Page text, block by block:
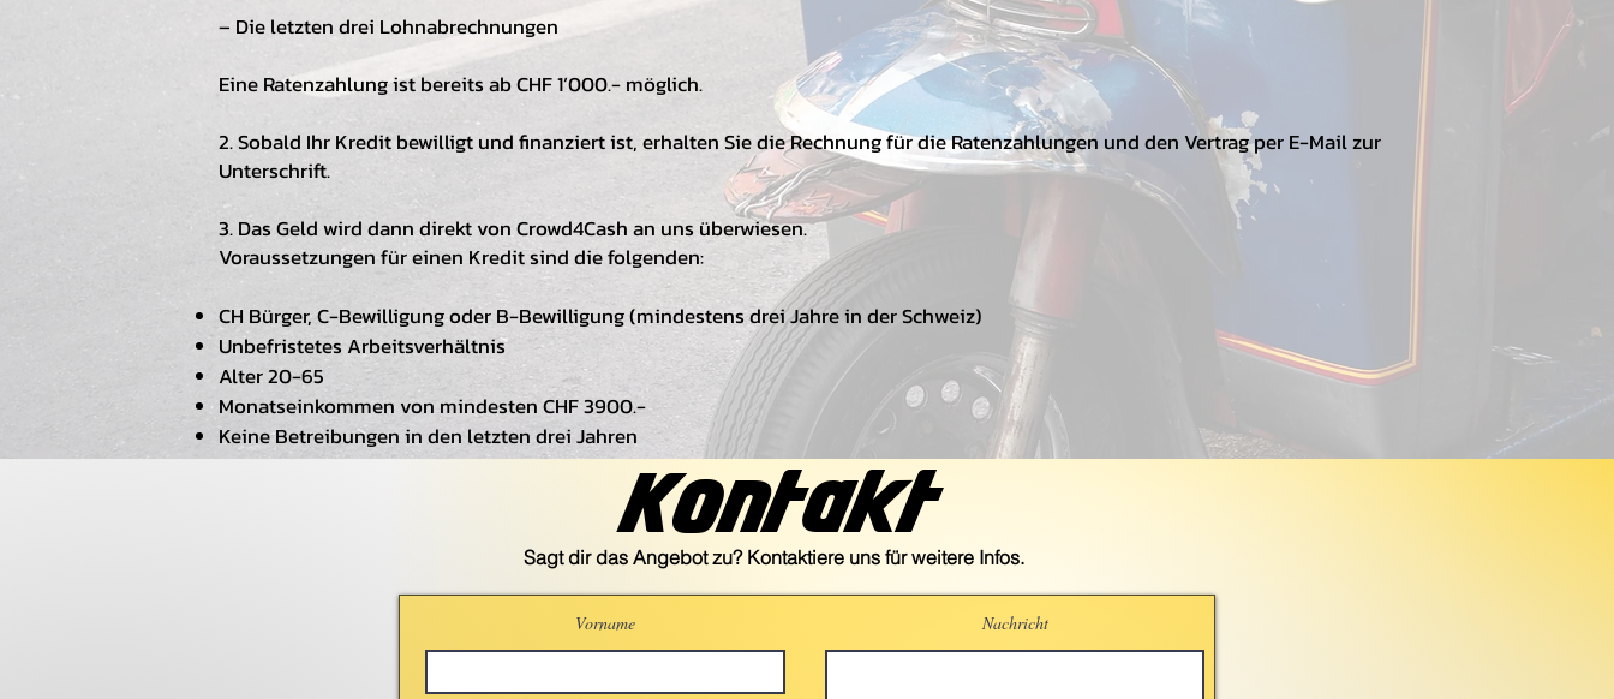
– Die letzten drei Lohnabrechnungen
Eine Ratenzahlung ist bereits ab CHF 1’000.- möglich.
2. Sobald Ihr Kredit bewilligt und finanziert ist, erhalten Sie die Rechnung für die Ratenzahlungen und den Vertrag per E-Mail zur
Unterschrift.
3. Das Geld wird dann direkt von Crowd4Cash an uns überwiesen.
Voraussetzungen für einen Kredit sind die folgenden:
CH Bürger, C-Bewilligung oder B-Bewilligung (mindestens drei Jahre in der Schweiz)
Unbefristetes Arbeitsverhältnis
Alter 20-65
Monatseinkommen von mindesten CHF 3900.-
Keine Betreibungen in den letzten drei Jahren
Kontakt
Sagt dir das Angebot zu? Kontaktiere uns für weitere Infos.
Vorname Nachricht